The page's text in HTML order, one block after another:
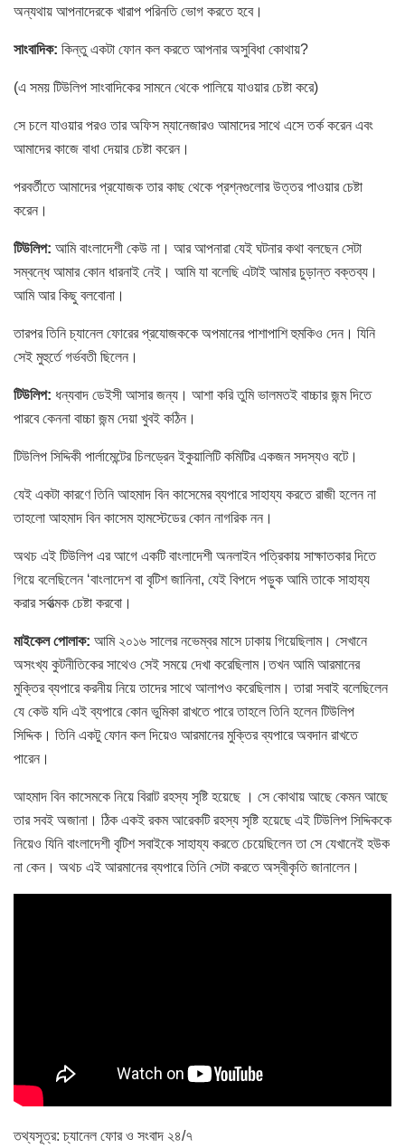
অন্যথায় আপনাদেরকে খারাপ পরিনতি ভোগ করতে হবে।
সাংবাদিক: কিন্তু একটা ফোন কল করতে আপনার অসুবিধা কোথায়?
(এ সময় টিউলিপ সাংবাদিকের সামনে থেকে পালিয়ে যাওয়ার চেষ্টা করে)
সে চলে যাওয়ার পরও তার অফিস ম্যানেজারও আমাদের সাথে এসে তর্ক করেন এবং
আমাদের কাজে বাধা দেয়ার চেষ্টা করেন।
পরবর্তীতে আমাদের প্রযোজক তার কাছ থেকে প্রশ্নগুলোর উত্তর পাওয়ার চেষ্টা
করেন।
টিউলিপ: আমি বাংলাদেশী কেউ না। আর আপনারা যেই ঘটনার কথা বলছেন সেটা
সম্বন্ধে আমার কোন ধারনাই নেই। আমি যা বলেছি এটাই আমার চুড়ান্ত বক্তব্য।
আমি আর কিছু বলবোনা।
তারপর তিনি চ্যানেল ফোরের প্রযোজককে অপমানের পাশাপাশি হুমকিও দেন। যিনি
সেই মুহুর্তে গর্ভবতী ছিলেন।
টিউলিপ: ধন্যবাদ ডেইসী আসার জন্য। আশা করি তুমি ভালমতই বাচ্চার জন্ম দিতে
পারবে কেননা বাচ্চা জন্ম দেয়া খুবই কঠিন।
টিউলিপ সিদ্দিকী পার্লামেন্টের চিলড্রেন ইকুয়ালিটি কমিটির একজন সদস্যও বটে।
যেই একটা কারণে তিনি আহমাদ বিন কাসেমের ব্যপারে সাহায্য করতে রাজী হলেন না
তাহলো আহমাদ বিন কাসেম হামস্টেডের কোন নাগরিক নন।
অথচ এই টিউলিপ এর আগে একটি বাংলাদেশী অনলাইন পত্রিকায় সাক্ষাতকার দিতে
গিয়ে বলেছিলেন ‘বাংলাদেশ বা বৃটিশ জানিনা, যেই বিপদে পড়ুক আমি তাকে সাহায্য
করার সর্বাত্মক চেষ্টা করবো।
মাইকেল পোলাক: আমি ২০১৬ সালের নভেম্বর মাসে ঢাকায় গিয়েছিলাম। সেখানে
অসংখ্য কুটনীতিকের সাথেও সেই সময়ে দেখা করেছিলাম।তখন আমি আরমানের
মুক্তির ব্যপারে করনীয় নিয়ে তাদের সাথে আলাপও করেছিলাম। তারা সবাই বলেছিলেন
যে কেউ যদি এই ব্যপারে কোন ভুমিকা রাখতে পারে তাহলে তিনি হলেন টিউলিপ
সিদ্দিক। তিনি একটু ফোন কল দিয়েও আরমানের মুক্তির ব্যপারে অবদান রাখতে
পারেন।
আহমাদ বিন কাসেমকে নিয়ে বিরাট রহস্য সৃষ্টি হয়েছে । সে কোথায় আছে কেমন আছে
তার সবই অজানা। ঠিক একই রকম আরেকটি রহস্য সৃষ্টি হয়েছে এই টিউলিপ সিদ্দিককে
নিয়েও যিনি বাংলাদেশী বৃটিশ সবাইকে সাহায্য করতে চেয়েছিলেন তা সে যেখানেই হউক
না কেন। অথচ এই আরমানের ব্যপারে তিনি সেটা করতে অস্বীকৃতি জানালেন।
তথ্যসূত্র: চ্যানেল ফোর ও সংবাদ ২৪/৭